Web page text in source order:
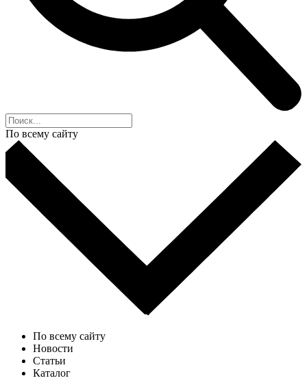
По всему сайту
По всему сайту
Новости
Статьи
Каталог